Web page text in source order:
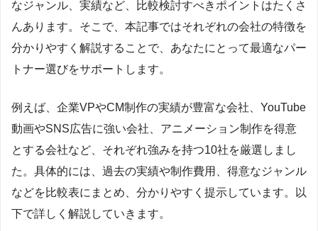
なジャンル、実績など、比較検討すべきポイントはたくさ
んあります。そこで、本記事ではそれぞれの会社の特徴を
分かりやすく解説することで、あなたにとって最適なパー
トナー選びをサポートします。
例えば、企業VPやCM制作の実績が豊富な会社、YouTube
動画やSNS広告に強い会社、アニメーション制作を得意
とする会社など、それぞれ強みを持つ10社を厳選しまし
た。具体的には、過去の実績や制作費用、得意なジャンル
などを比較表にまとめ、分かりやすく提示しています。以
下で詳しく解説していきます。